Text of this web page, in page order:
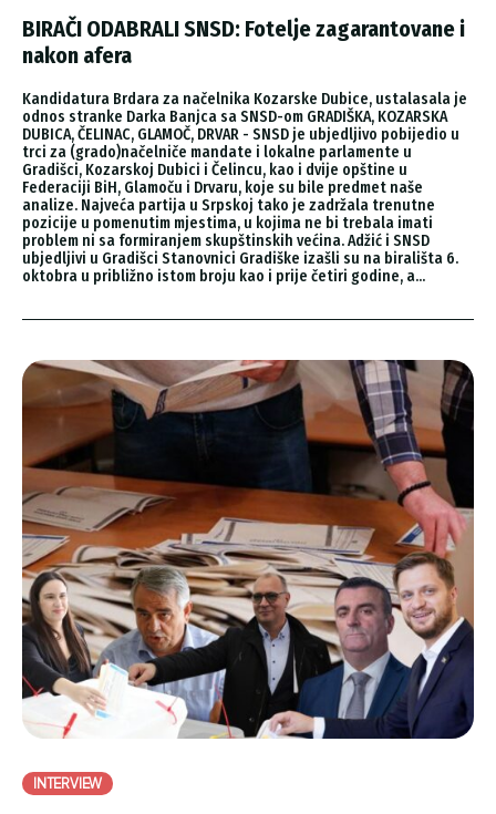
BIRAČI ODABRALI SNSD: Fotelje zagarantovane i
nakon afera
Kandidatura Brdara za načelnika Kozarske Dubice, ustalasala je
odnos stranke Darka Banjca sa SNSD-om GRADIŠKA, KOZARSKA
DUBICA, ČELINAC, GLAMOČ, DRVAR - SNSD je ubjedljivo pobijedio u
trci za (grado)načelniče mandate i lokalne parlamente u
Gradišci, Kozarskoj Dubici i Čelincu, kao i dvije opštine u
Federaciji BiH, Glamoču i Drvaru, koje su bile predmet naše
analize. Najveća partija u Srpskoj tako je zadržala trenutne
pozicije u pomenutim mjestima, u kojima ne bi trebala imati
problem ni sa formiranjem skupštinskih većina. Adžić i SNSD
ubjedljivi u Gradišci Stanovnici Gradiške izašli su na birališta 6.
oktobra u približno istom broju kao i prije četiri godine, a...
INTERVIEW